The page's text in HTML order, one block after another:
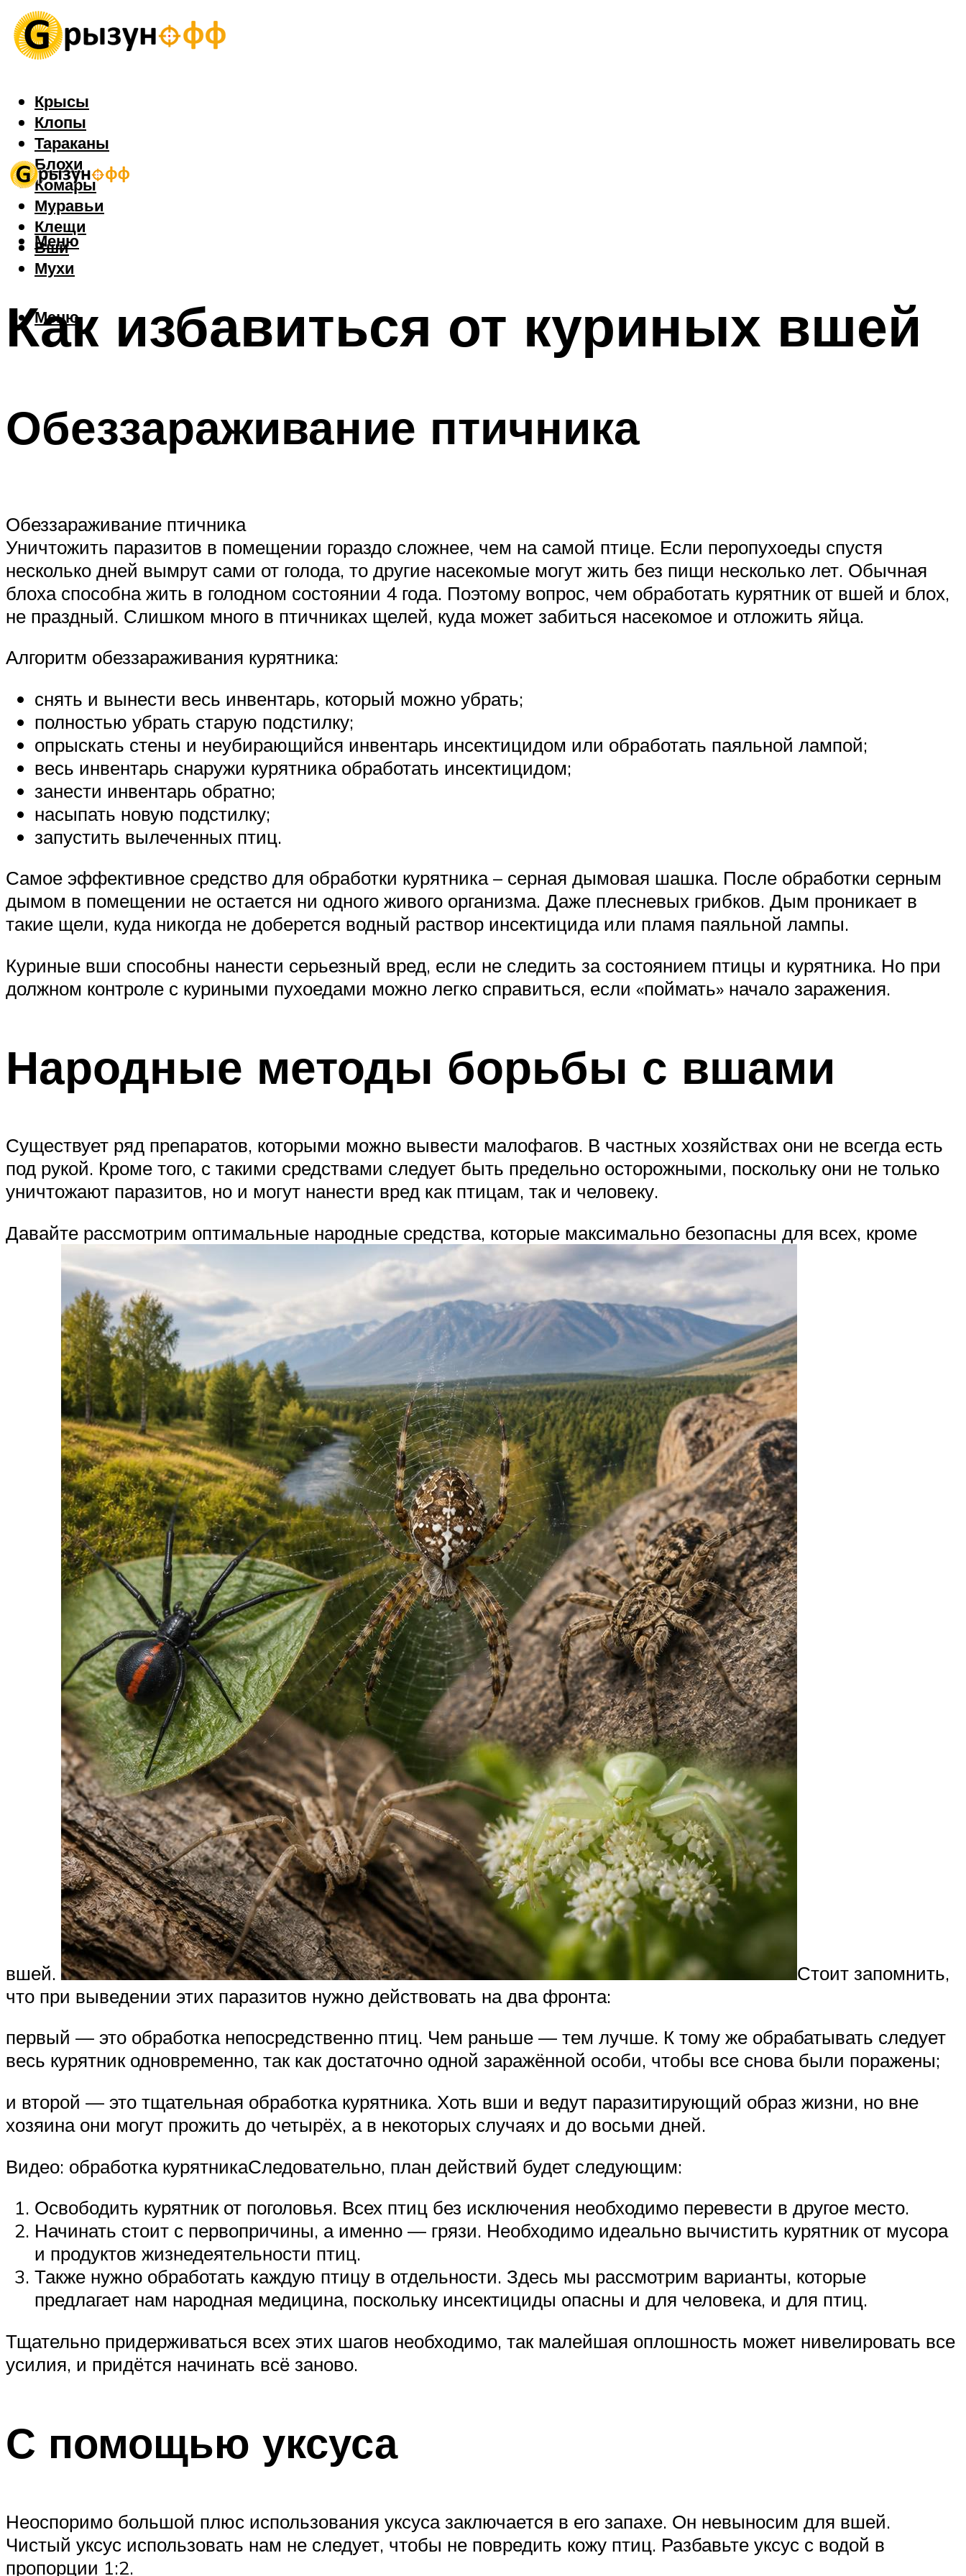
Крысы
Клопы
Тараканы
Блохи
Комары
Муравьи
Клещи
Вши
Мухи
Меню
Меню
Как избавиться от куриных вшей
Обеззараживание птичника
Обеззараживание птичника
Уничтожить паразитов в помещении гораздо сложнее, чем на самой птице. Если перопухоеды спустя
несколько дней вымрут сами от голода, то другие насекомые могут жить без пищи несколько лет. Обычная
блоха способна жить в голодном состоянии 4 года. Поэтому вопрос, чем обработать курятник от вшей и блох,
не праздный. Слишком много в птичниках щелей, куда может забиться насекомое и отложить яйца.
Алгоритм обеззараживания курятника:
снять и вынести весь инвентарь, который можно убрать;
полностью убрать старую подстилку;
опрыскать стены и неубирающийся инвентарь инсектицидом или обработать паяльной лампой;
весь инвентарь снаружи курятника обработать инсектицидом;
занести инвентарь обратно;
насыпать новую подстилку;
запустить вылеченных птиц.
Самое эффективное средство для обработки курятника – серная дымовая шашка. После обработки серным
дымом в помещении не остается ни одного живого организма. Даже плесневых грибков. Дым проникает в
такие щели, куда никогда не доберется водный раствор инсектицида или пламя паяльной лампы.
Куриные вши способны нанести серьезный вред, если не следить за состоянием птицы и курятника. Но при
должном контроле с куриными пухоедами можно легко справиться, если «поймать» начало заражения.
Народные методы борьбы с вшами
Существует ряд препаратов, которыми можно вывести малофагов. В частных хозяйствах они не всегда есть
под рукой. Кроме того, с такими средствами следует быть предельно осторожными, поскольку они не только
уничтожают паразитов, но и могут нанести вред как птицам, так и человеку.
Давайте рассмотрим оптимальные народные средства, которые максимально безопасны для всех, кроме
вшей.
Стоит запомнить,
что при выведении этих паразитов нужно действовать на два фронта:
первый — это обработка непосредственно птиц. Чем раньше — тем лучше. К тому же обрабатывать следует
весь курятник одновременно, так как достаточно одной заражённой особи, чтобы все снова были поражены;
и второй — это тщательная обработка курятника. Хоть вши и ведут паразитирующий образ жизни, но вне
хозяина они могут прожить до четырёх, а в некоторых случаях и до восьми дней.
Видео: обработка курятникаСледовательно, план действий будет следующим:
Освободить курятник от поголовья. Всех птиц без исключения необходимо перевести в другое место.
Начинать стоит с первопричины, а именно — грязи. Необходимо идеально вычистить курятник от мусора
и продуктов жизнедеятельности птиц.
Также нужно обработать каждую птицу в отдельности. Здесь мы рассмотрим варианты, которые
предлагает нам народная медицина, поскольку инсектициды опасны и для человека, и для птиц.
Тщательно придерживаться всех этих шагов необходимо, так малейшая оплошность может нивелировать все
усилия, и придётся начинать всё заново.
С помощью уксуса
Неоспоримо большой плюс использования уксуса заключается в его запахе. Он невыносим для вшей.
Чистый уксус использовать нам не следует, чтобы не повредить кожу птиц. Разбавьте уксус с водой в
пропорции 1:2.